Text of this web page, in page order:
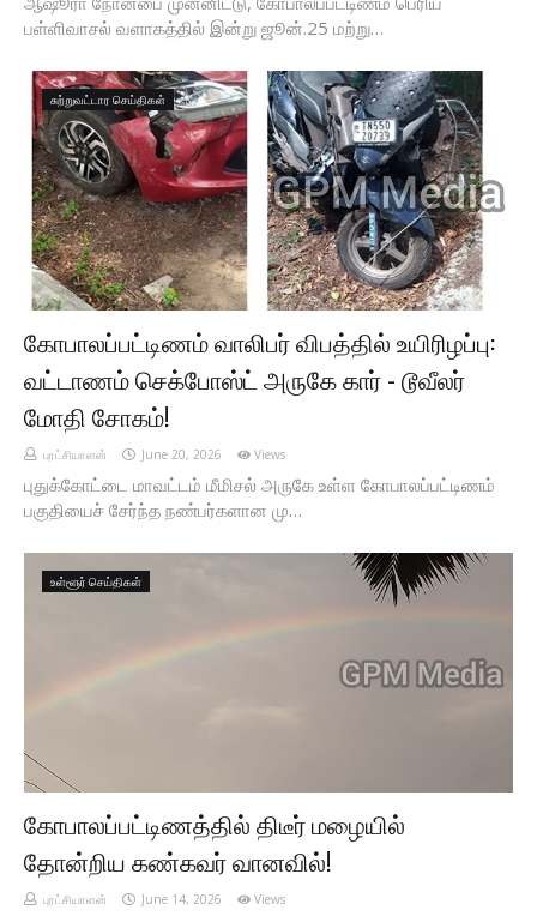
பள்ளிவாசல் வளாகத்தில் இன்று ஜூன்.25 மற்று…
சுற்றுவட்டார செய்திகள்
கோபாலப்பட்டிணம் வாலிபர் விபத்தில் உயிரிழப்பு:
வட்டாணம் செக்போஸ்ட் அருகே கார் - டூவீலர்
மோதி சோகம்!
புரட்சியாளன் June 20, 2026 Views
புதுக்கோட்டை மாவட்டம் மீமிசல் அருகே உள்ள கோபாலப்பட்டிணம்
பகுதியைச் சேர்ந்த நண்பர்களான மு…
உள்ளூர் செய்திகள்
கோபாலப்பட்டிணத்தில் திடீர் மழையில்
தோன்றிய கண்கவர் வானவில்!
புரட்சியாளன் June 14, 2026 Views